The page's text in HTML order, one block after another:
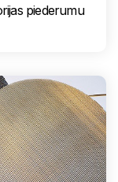
piederumu